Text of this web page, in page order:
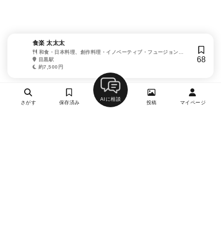
食楽 太太太
和食・日本料理、創作料理・イノベーティブ・フュージョン、
居酒屋
目黒駅
約7,500円
68
さがす 保存済み
AIに相談
投稿 マイページ